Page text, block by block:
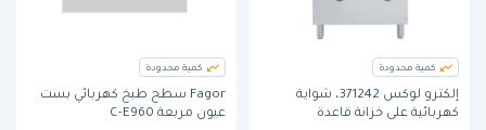
كمية محدودة
إلكترو لوكس 371242، شواية
كهربائية على خزانة قاعدة
كمية محدودة
Fagor سطح طبخ كهربائي بست
عيون مربعة C-E960